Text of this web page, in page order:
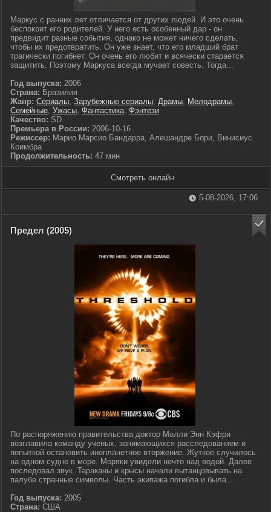
Маркус с ранних лет отличается от других людей. И это очень
беспокоит его родителей. У него есть особенный дар - он
предвидит разные события, однако не может ничего сделать,
чтобы их предотвратить. Он уже знает, что его младший брат
трагически погибнет. Он очень его любит и всячески старается
защитить. Поэтому Маркуса всегда мучает совесть. Тогда...
Год выпуска: 2006
Страна: Бразилия
Жанр: Сериалы, Зарубежные сериалы, Драмы, Мелодрамы,
Семейные, Ужасы, Фантастика, Фэнтези
Качество: SD
Премьера в России: 2006-10-16
Режиссер: Марио Марсио Бандарра, Алешандре Бори, Винисиус
Коимбра
Продолжительность: 47 мин
Смотреть онлайн
5-08-2026, 17:06
Предел (2005)
По распоряжению правительства доктор Молли Энн Кэфри
возглавила команду ученых, занимающихся расследованием и
попыткой остановить инопланетное вторжение. Жуткое случилось
на одном судне в море. Моряки увидели нечто над водой. Далее
последовал звук. Тараканы и крысы начали вытанцовывать на
палубе странные символы. Часть экипажа погибла и была...
Год выпуска: 2005
Страна: США